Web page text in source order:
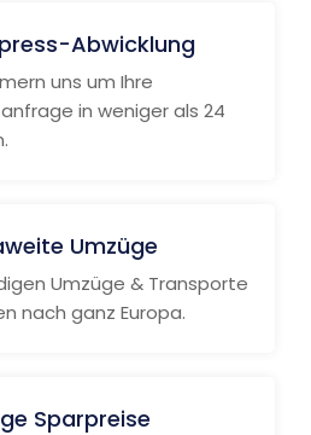
Abwicklung
uns um Ihre
in weniger als 24
Umzüge
Umzüge & Transporte
nach ganz Europa.
Sparpreise